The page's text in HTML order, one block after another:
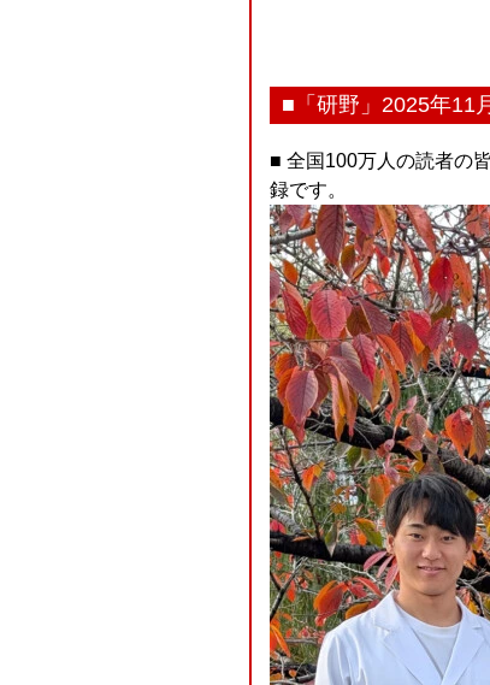
■「研野」2025年11
■ 全国100万人の読者の
録です。